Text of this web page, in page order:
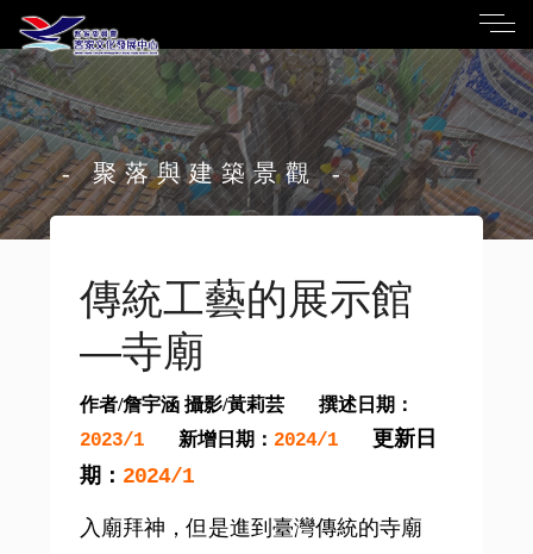
- 聚落與建築景觀 -
傳統工藝的展示館
—寺廟
作者/詹宇涵 攝影/黃莉芸 撰述日期：
2023/1 新增日期： 2024/1
更新日
期： 2024/1
入廟拜神，但是進到臺灣傳統的寺廟